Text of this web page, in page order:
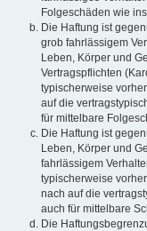
Folgeschäden wie
Die Haftung ist
grob fahrlässigem
Leben, Körper und
Vertragspflichten
typischerweise
auf die
für mittelbare
Die Haftung ist
Leben, Körper und
fahrlässigem
typischerweise
nach auf die
auch für mittelbare
Die